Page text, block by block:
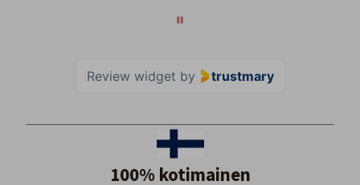
Review widget by trustmary
100% kotimainen